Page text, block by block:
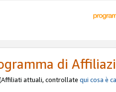
di
attuali, controllate qui cosa è